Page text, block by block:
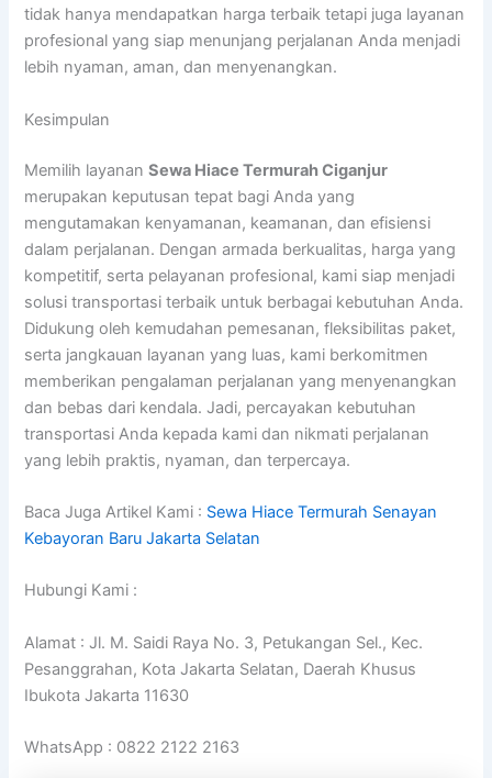
tidak hanya mendapatkan harga terbaik tetapi juga layanan
profesional yang siap menunjang perjalanan Anda menjadi
lebih nyaman, aman, dan menyenangkan.
Kesimpulan
Memilih layananSewa Hiace Termurah Ciganjur
merupakan keputusan tepat bagi Anda yang
mengutamakan kenyamanan, keamanan, dan efisiensi
dalam perjalanan. Dengan armada berkualitas, harga yang
kompetitif, serta pelayanan profesional, kami siap menjadi
solusi transportasi terbaik untuk berbagai kebutuhan Anda.
Didukung oleh kemudahan pemesanan, fleksibilitas paket,
serta jangkauan layanan yang luas, kami berkomitmen
memberikan pengalaman perjalanan yang menyenangkan
dan bebas dari kendala. Jadi, percayakan kebutuhan
transportasi Anda kepada kami dan nikmati perjalanan
yang lebih praktis, nyaman, dan terpercaya.
Baca Juga Artikel Kami : Sewa Hiace Termurah Senayan
Kebayoran Baru Jakarta Selatan
Hubungi Kami :
Alamat : Jl. M. Saidi Raya No. 3, Petukangan Sel., Kec.
Pesanggrahan, Kota Jakarta Selatan, Daerah Khusus
Ibukota Jakarta 11630
WhatsApp : 0822 2122 2163